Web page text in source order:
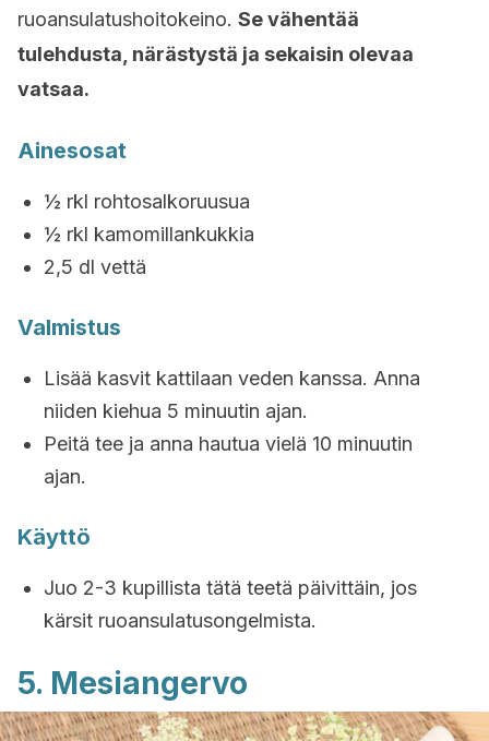
ruoansulatushoitokeino. Se vähentää
tulehdusta, närästystä ja sekaisin olevaa
vatsaa.
Ainesosat
½ rkl rohtosalkoruusua
½ rkl kamomillankukkia
2,5 dl vettä
Valmistus
Lisää kasvit kattilaan veden kanssa. Anna
niiden kiehua 5 minuutin ajan.
Peitä tee ja anna hautua vielä 10 minuutin
ajan.
Käyttö
Juo 2-3 kupillista tätä teetä päivittäin, jos
kärsit ruoansulatusongelmista.
5. Mesiangervo